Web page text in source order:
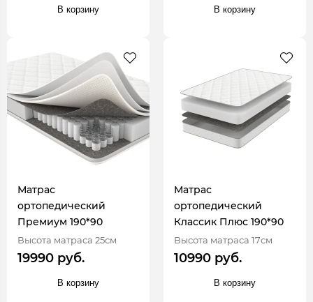
В корзину В корзину
Матрас
ортопедический
Премиум 190*90
Высота матраса 25см
19990 руб.
В корзину
Матрас
ортопедический
Классик Плюс 190*90
Высота матраса 17см
10990 руб.
В корзину